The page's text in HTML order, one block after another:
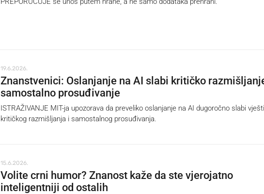
19.6.2026.
Znanstvenici: Oslanjanje na AI slabi kritičko
samostalno prosuđivanje
ISTRAŽIVANJE MIT-ja upozorava da preveliko oslanjanje na AI dugoročno slabi
kritičkog razmišljanja i samostalnog prosuđivanja.
15.6.2026.
Volite crni humor? Znanost kaže da ste vjerojatno
inteligentniji od ostalih